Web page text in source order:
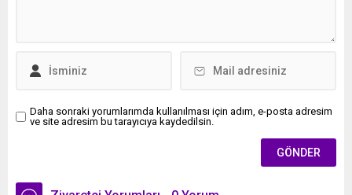
Daha sonraki yorumlarımda kullanılması için adım, e-posta adresim
ve site adresim bu tarayıcıya kaydedilsin.